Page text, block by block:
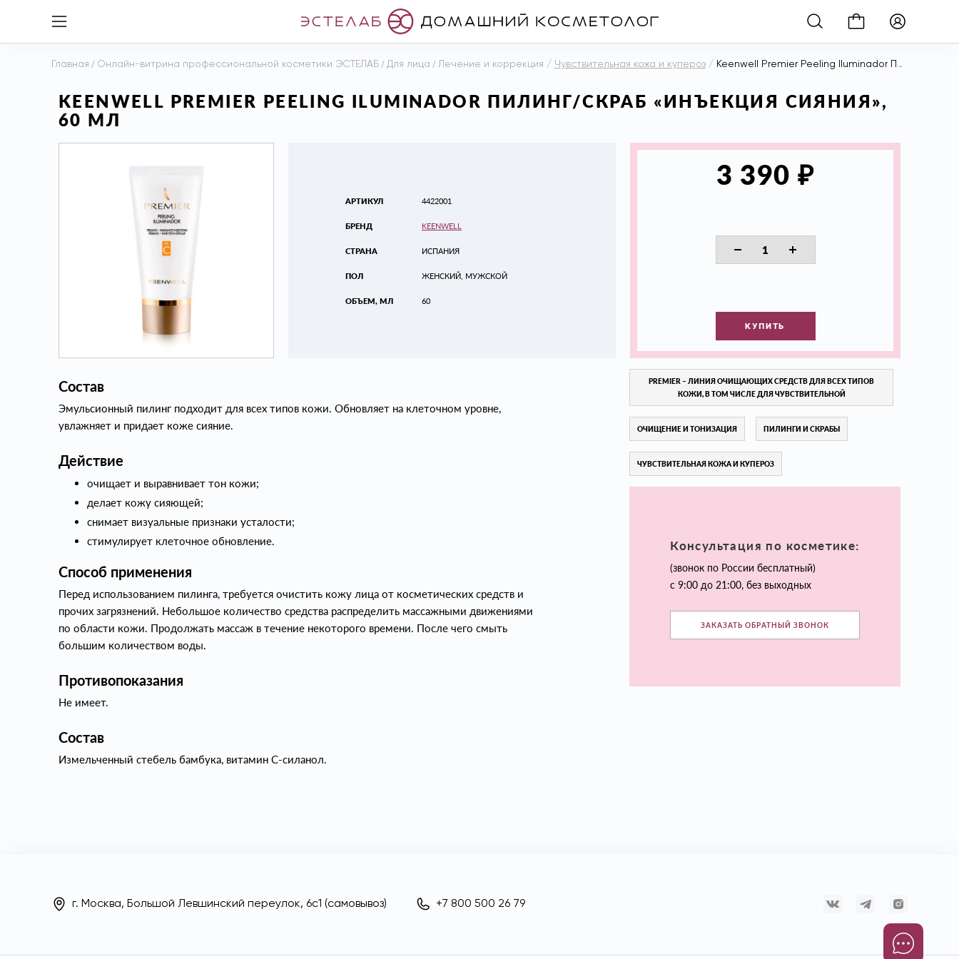
Главная / Онлайн-витрина профессиональной косметики ЭСТЕЛАБ / Для лица / Лечение и коррекция / Чувствительная кожа и купероз / Keenwell Premier Peeling Iluminador Пилинг/скраб «Инъекция сияния», 60 мл
KEENWELL PREMIER PEELING ILUMINADOR ПИЛИНГ/СКРАБ «ИНЪЕКЦИЯ СИЯНИЯ»,
60 МЛ
АРТИКУЛ
БРЕНД
СТРАНА
ПОЛ
ОБЪЕМ, МЛ
4422001
KEENWELL
ИСПАНИЯ
ЖЕНСКИЙ, МУЖСКОЙ
60
3 390 ₽
КУПИТЬ
Состав
Эмульсионный пилинг подходит для всех типов кожи. Обновляет на клеточном уровне,
увлажняет и придает коже сияние.
Действие
очищает и выравнивает тон кожи;
делает кожу сияющей;
снимает визуальные признаки усталости;
стимулирует клеточное обновление.
Способ применения
Перед использованием пилинга, требуется очистить кожу лица от косметических средств и
прочих загрязнений. Небольшое количество средства распределить массажными движениями
по области кожи. Продолжать массаж в течение некоторого времени. После чего смыть
большим количеством воды.
Противопоказания
Не имеет.
Состав
Измельченный стебель бамбука, витамин С-силанол.
PREMIER – ЛИНИЯ ОЧИЩАЮЩИХ СРЕДСТВ ДЛЯ ВСЕХ ТИПОВ
КОЖИ, В ТОМ ЧИСЛЕ ДЛЯ ЧУВСТВИТЕЛЬНОЙ
ОЧИЩЕНИЕ И ТОНИЗАЦИЯ ПИЛИНГИ И СКРАБЫ
ЧУВСТВИТЕЛЬНАЯ КОЖА И КУПЕРОЗ
Консультация по косметике:
(звонок по России бесплатный)
с 9:00 до 21:00, без выходных
ЗАКАЗАТЬ ОБРАТНЫЙ ЗВОНОК
г. Москва, Большой Левшинский переулок, 6с1 (самовывоз) +7 800 500 26 79